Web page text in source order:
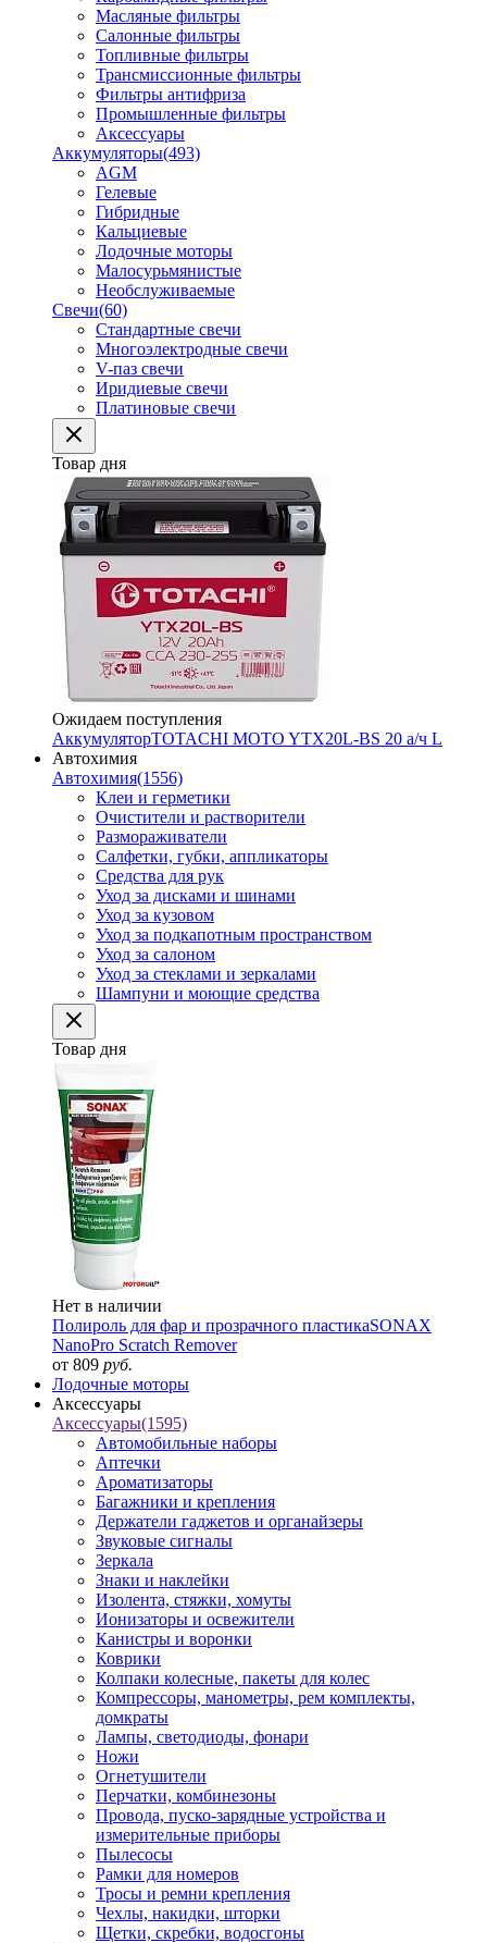
Масляные фильтры
Салонные фильтры
Топливные фильтры
Трансмиссионные фильтры
Фильтры антифриза
Промышленные фильтры
Аксессуары
Аккумуляторы(493)
AGM
Гелевые
Гибридные
Кальциевые
Лодочные моторы
Малосурьмянистые
Необслуживаемые
Свечи(60)
Стандартные свечи
Многоэлектродные свечи
V-паз свечи
Иридиевые свечи
Платиновые свечи
Товар дня
Ожидаем поступления
АккумуляторTOTACHI MOTO YTX20L-BS 20 а/ч L
Автохимия
Автохимия(1556)
Клеи и герметики
Очистители и растворители
Размораживатели
Салфетки, губки, аппликаторы
Средства для рук
Уход за дисками и шинами
Уход за кузовом
Уход за подкапотным пространством
Уход за салоном
Уход за стеклами и зеркалами
Шампуни и моющие средства
Товар дня
Нет в наличии
Полироль для фар и прозрачного пластикаSONAX
NanoPro Scratch Remover
от 809 руб.
Лодочные моторы
Аксессуары
Аксессуары(1595)
Автомобильные наборы
Аптечки
Ароматизаторы
Багажники и крепления
Держатели гаджетов и органайзеры
Звуковые сигналы
Зеркала
Знаки и наклейки
Изолента, стяжки, хомуты
Ионизаторы и освежители
Канистры и воронки
Коврики
Колпаки колесные, пакеты для колес
Компрессоры, манометры, рем комплекты,
домкраты
Лампы, светодиоды, фонари
Ножи
Огнетушители
Перчатки, комбинезоны
Провода, пуско-зарядные устройства и
измерительные приборы
Пылесосы
Рамки для номеров
Тросы и ремни крепления
Чехлы, накидки, шторки
Щетки, скребки, водосгоны